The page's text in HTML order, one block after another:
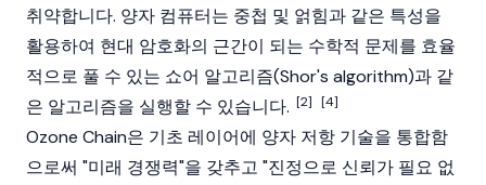
취약합니다. 양자 컴퓨터는 중첩 및 얽힘과 같은 특성을
활용하여 현대 암호화의 근간이 되는 수학적 문제를 효율
적으로 풀 수 있는 쇼어 알고리즘(Shor's algorithm)과 같
은 알고리즘을 실행할 수 있습니다. [2] [4]
Ozone Chain은 기초 레이어에 양자 저항 기술을 통합함
으로써 "미래 경쟁력"을 갖추고 "진정으로 신뢰가 필요 없